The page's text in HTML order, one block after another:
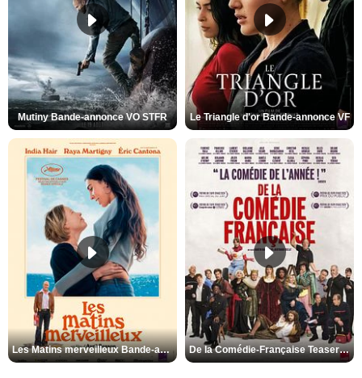
Mutiny Bande-annonce VO STFR Le Triangle d'or Bande-annonce VF
Les Matins merveilleux Bande-annonce VF De la Comédie-Française Teaser VF